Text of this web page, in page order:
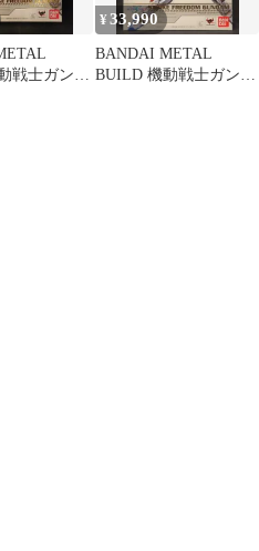
成品 可動
バンダイス
戦士ガンダ
¥33,990
BANDAI METAL
BUILD 機動戦士ガンダ